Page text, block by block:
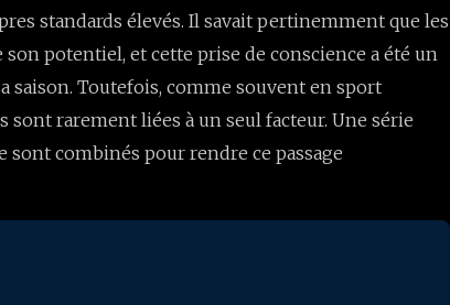
standards élevés. Il savait pertinemment que les
son potentiel, et cette prise de conscience a été un
saison. Toutefois, comme souvent en sport
rarement liées à un seul facteur. Une série
sont combinés pour rendre ce passage